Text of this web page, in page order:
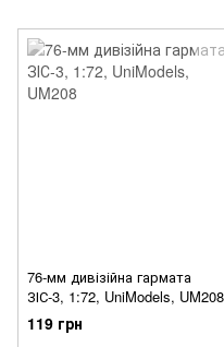
76-мм дивізійна гармата
ЗІС-3, 1:72, UniModels, UM208
119 грн